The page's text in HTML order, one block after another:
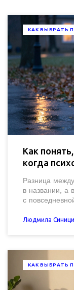
КАК ВЫБРАТЬ
Как
когда
Разница
в названии, а
с
вам тяжело.
Людмила
КАК ВЫБРАТЬ